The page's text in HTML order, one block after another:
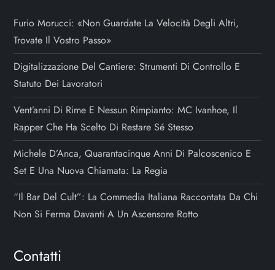
Furio Morucci: «Non Guardate La Velocità Degli Altri,
Trovate Il Vostro Passo»
Digitalizzazione Del Cantiere: Strumenti Di Controllo E
Statuto Dei Lavoratori
Vent’anni Di Rime E Nessun Rimpianto: MC Ivanhoe, Il
Rapper Che Ha Scelto Di Restare Sé Stesso
Michele D’Anca, Quarantacinque Anni Di Palcoscenico E
Set E Una Nuova Chiamata: La Regia
“Il Bar Del Cult”: La Commedia Italiana Raccontata Da Chi
Non Si Ferma Davanti A Un Ascensore Rotto
Contatti